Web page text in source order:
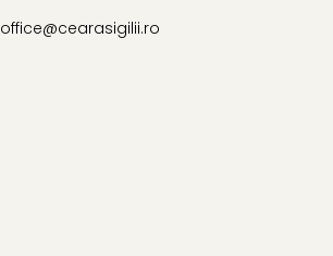
office@cearasigilii.ro